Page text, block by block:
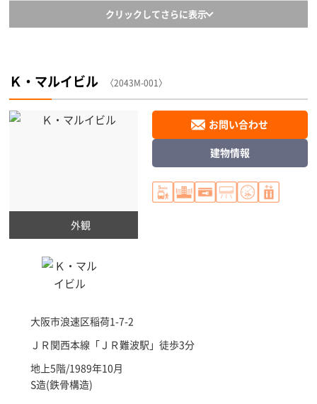
クリックしてさらに表示
Ｋ・マルイビル 〈2043M-001〉
外観
大阪市浪速区稲荷1-7-2
ＪＲ関西本線「 ＪＲ難波駅 」徒歩3分
地上5階/1989年10月
S造(鉄骨構造)
お問い合わせ
建物情報